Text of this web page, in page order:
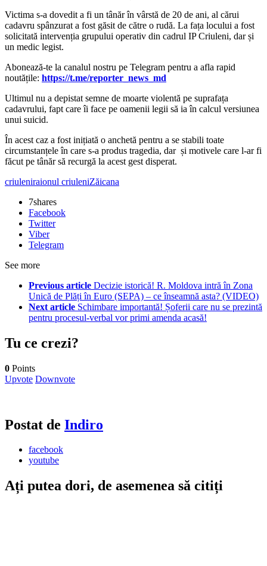
Victima s-a dovedit a fi un tânăr în vârstă de 20 de ani, al cărui
cadavru spânzurat a fost găsit de către o rudă. La fața locului a fost
solicitată intervenția grupului operativ din cadrul IP Criuleni, dar și
un medic legist.
‍Abonează-te la canalul nostru pe Telegram pentru a afla rapid
noutățile: https://t.me/reporter_news_md
Ultimul nu a depistat semne de moarte violentă pe suprafața
cadavrului, fapt care îi face pe oamenii legii să ia în calcul versiunea
unui suicid.
În acest caz a fost inițiată o anchetă pentru a se stabili toate
circumstanțele în care s-a produs tragedia, dar și motivele care l-ar fi
făcut pe tânăr să recurgă la acest gest disperat.
criuleniraionul criuleniZăicana
7shares
Facebook
Twitter
Viber
Telegram
See more
Previous article Decizie istorică! R. Moldova intră în Zona
Unică de Plăți în Euro (SEPA) – ce înseamnă asta? (VIDEO)
Next article Schimbare importantă! Șoferii care nu se prezintă
pentru procesul-verbal vor primi amenda acasă!
Tu ce crezi?
0 Points
Upvote Downvote
Postat de Indiro
facebook
youtube
Ați putea dori, de asemenea să citiți